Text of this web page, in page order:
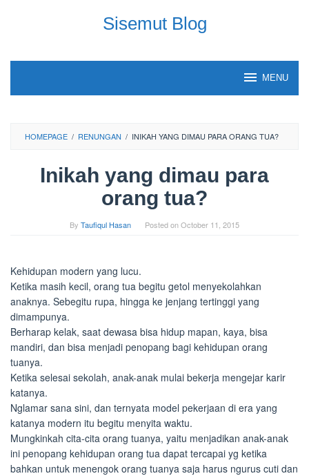
Sisemut Blog
MENU
HOMEPAGE / RENUNGAN / INIKAH YANG DIMAU PARA ORANG TUA?
Inikah yang dimau para
orang tua?
By Taufiqul Hasan Posted onOctober 11, 2015
Kehidupan modern yang lucu.
Ketika masih kecil, orang tua begitu getol menyekolahkan
anaknya. Sebegitu rupa, hingga ke jenjang tertinggi yang
dimampunya.
Berharap kelak, saat dewasa bisa hidup mapan, kaya, bisa
mandiri, dan bisa menjadi penopang bagi kehidupan orang
tuanya.
Ketika selesai sekolah, anak-anak mulai bekerja mengejar karir
katanya.
Nglamar sana sini, dan ternyata model pekerjaan di era yang
katanya modern itu begitu menyita waktu.
Mungkinkah cita-cita orang tuanya, yaitu menjadikan anak-anak
ini penopang kehidupan orang tua dapat tercapai yg ketika
bahkan untuk menengok orang tuanya saja harus ngurus cuti dan